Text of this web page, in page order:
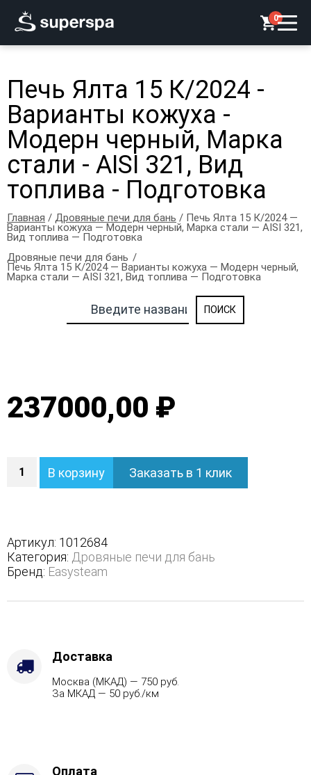
0
Печь Ялта 15 К/2024 -
Варианты кожуха -
Модерн черный, Марка
стали - AISI 321, Вид
топлива - Подготовка
Главная / Дровяные печи для бань / Печь Ялта 15 К/2024 —
Варианты кожуха — Модерн черный, Марка стали — AISI 321,
Вид топлива — Подготовка
Дровяные печи для бань
Печь Ялта 15 К/2024 — Варианты кожуха — Модерн черный,
Марка стали — AISI 321, Вид топлива — Подготовка
237000,00 ₽
Печь
-
Варианты
кожуха
-
AISI
В корзину Заказать в 1 клик
Артикул: 1012684
Категория: Дровяные печи для бань
Бренд: Easysteam
Доставка
Москва (МКАД) — 750 руб.
За МКАД — 50 руб./км
Оплата